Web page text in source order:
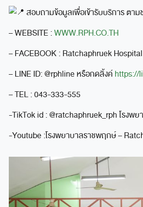
สอบถามข้อมูลเพื่อเข้ารับบริการ ตาม
– WEBSITE :WWW.RPH.CO.TH
– FACEBOOK : Ratchaphruek Hospital
– LINE ID: @rphline หรือกดลิ้งค์https://
– TEL : 043-333-555
-TikTok id : @ratchaphruek_rph โรงพ
-Youtube :โรงพยาบาลราชพฤกษ์ –